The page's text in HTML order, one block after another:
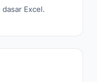
Excel.